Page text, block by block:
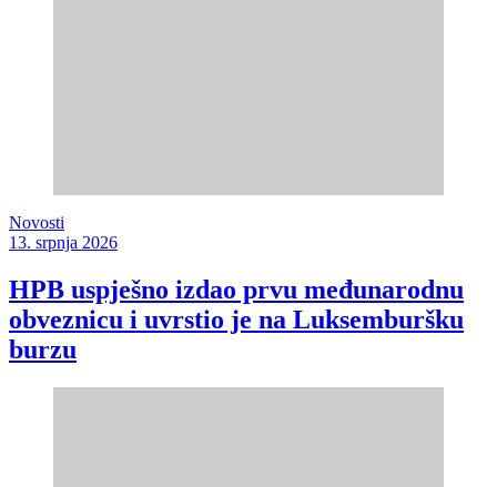
Novosti
13. srpnja 2026
HPB uspješno izdao prvu međunarodnu
obveznicu i uvrstio je na Luksemburšku
burzu